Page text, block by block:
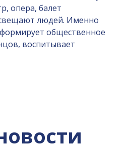
опера, балет
людей. Именно
общественное
воспитывает